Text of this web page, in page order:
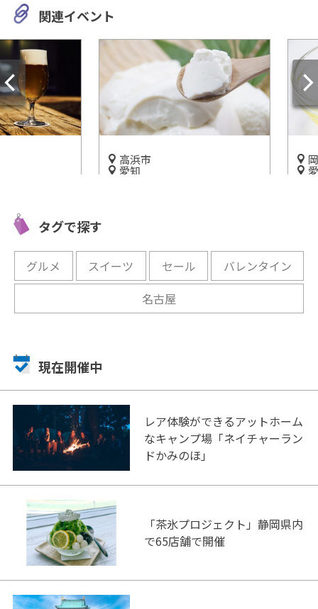
関連イベント
高浜市
愛知
開催中
岡崎市
愛知
タグで探す
グルメ スイーツ セール
バレンタイン
名古屋
現在開催中
レア体験ができるアットホーム
なキャンプ場「ネイチャーラン
ドかみのほ」
「茶氷プロジェクト」静岡県内
で65店舗で開催